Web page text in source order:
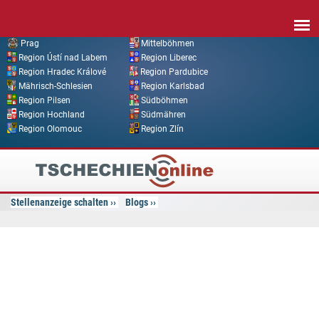
Prag
Mittelböhmen
Region Ústí nad Labem
Region Liberec
Region Hradec Králové
Region Pardubice
Mährisch-Schlesien
Region Karlsbad
Region Pilsen
Südböhmen
Region Hochland
Südmähren
Region Olomouc
Region Zlín
Tschechien
Online
Stellenanzeige schalten Blogs